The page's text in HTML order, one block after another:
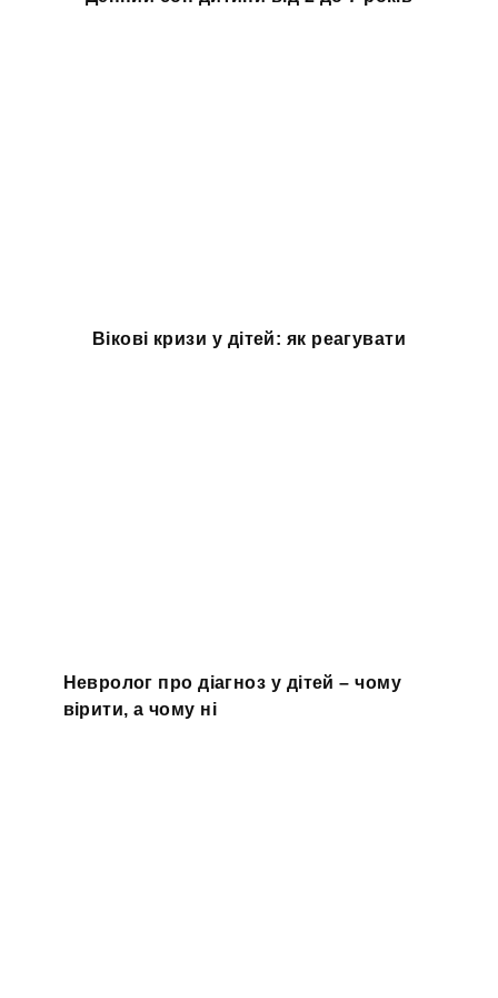
Вікові кризи у дітей: як реагувати
Невролог про діагноз у дітей – чому
вірити, а чому ні